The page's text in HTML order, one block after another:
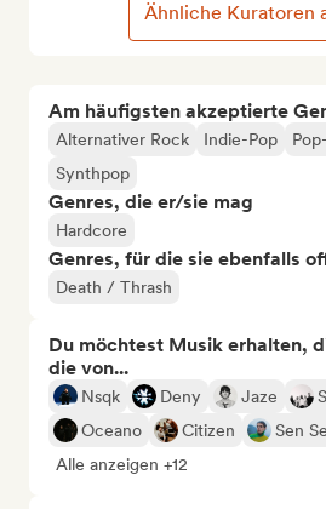
Am häufigsten akzeptierte
Alternativer Rock Indie-Pop
Synthpop
Genres, die er/sie mag
Hardcore
Genres, für die sie ebenfalls
Death / Thrash
Du möchtest Musik erhalten,
die von...
Nsqk Deny Jaze
Oceano
Citizen
Sen
Alle anzeigen +12
Ähnliche Kuratoren